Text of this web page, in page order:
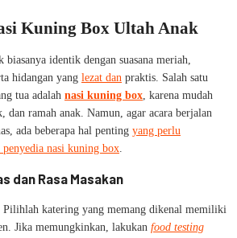
Kuning Box Ultah Anak
biasanya identik dengan suasana meriah,
hidangan yang lezat dan praktis. Salah satu
tua adalah nasi kuning box , karena mudah
ramah anak. Namun, agar acara berjalan
ada beberapa hal penting yang perlu
nasi kuning box
dan Rasa Masakan
Pilihlah katering yang memang dikenal memiliki
Jika memungkinkan, lakukan food testing